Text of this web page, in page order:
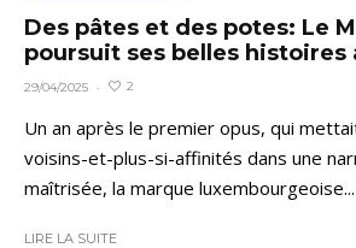
Des pâtes et des potes: Le
poursuit ses belles histoires
29/04/2025 · 2
Un an après le premier opus, qui
voisins-et-plus-si-affinités dans une
maîtrisée, la marque luxembourgeoise...
LIRE LA SUITE